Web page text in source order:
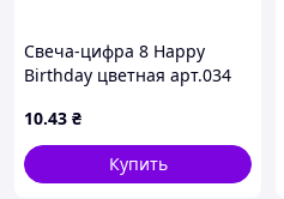
Свеча-цифра 8 Happy
Birthday цветная арт.034
10.43 ₴
Купить